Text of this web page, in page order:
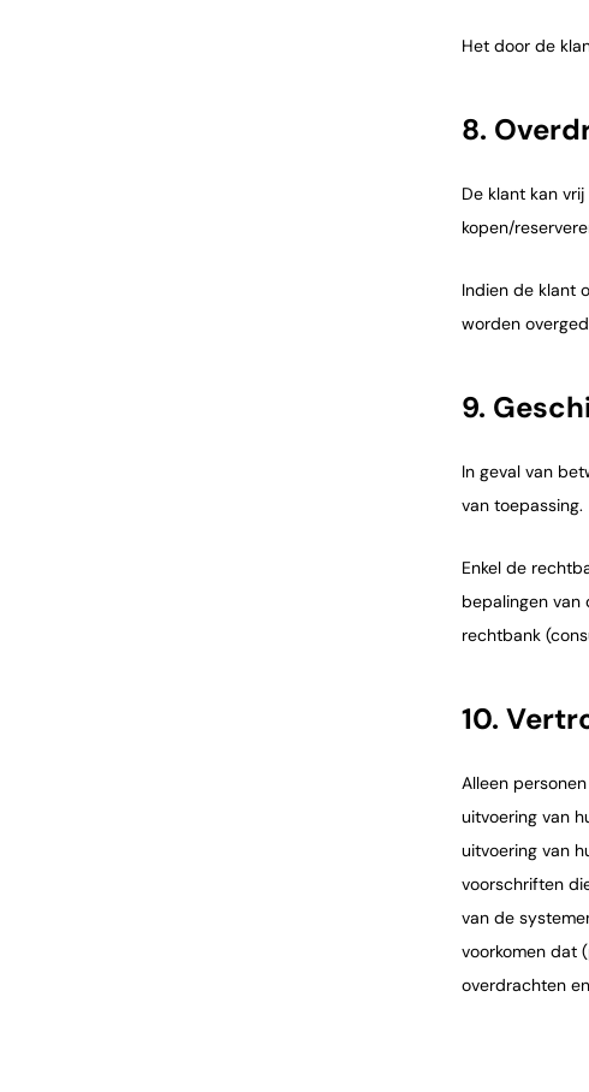
Het door de
8.
De klant kan
kopen/
Indien de klant
worden
9.
In geval van
van toepassing.
Enkel de
bepalingen van
rechtbank
10.
Alleen
uitvoering van
uitvoering van
voorschriften
van de
voorkomen dat
overdrachten